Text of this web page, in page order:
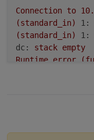
Connection to
(standard_in)
1:
(standard_in)
1:
dc:
stack empty
Runtime error
jq: parse error: